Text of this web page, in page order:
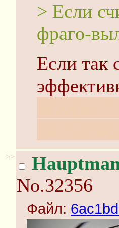
> Если
фраго-
Если так
>>
No.32356
Файл: